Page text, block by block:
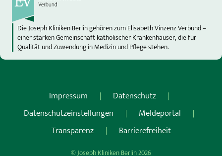
Die Joseph Kliniken Berlin gehören zum Elisabeth Vinzenz Verbund –
einer starken Gemeinschaft katholischer Krankenhäuser, die für
Qualität und Zuwendung in Medizin und Pflege stehen.
Impressum
Datenschutz
Datenschutzeinstellungen
Meldeportal
Transparenz
Barrierefreiheit
© Joseph Kliniken Berlin 2026